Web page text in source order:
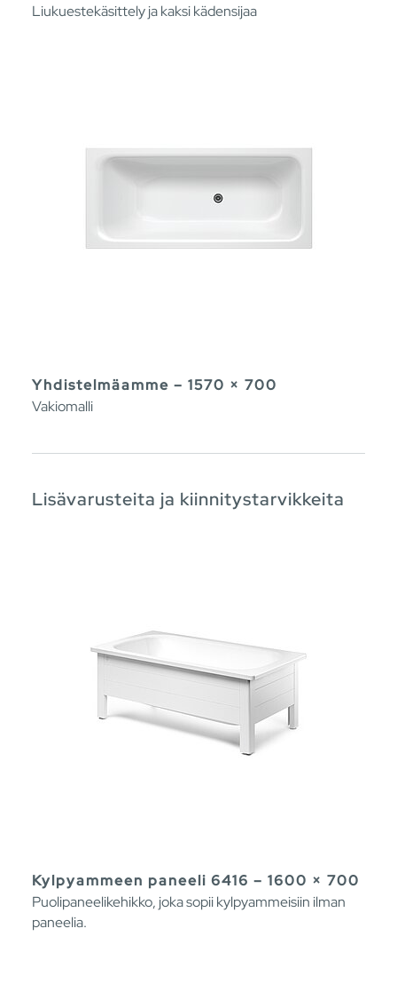
Liukuestekäsittely ja kaksi kädensijaa
Yhdistelmäamme – 1570 × 700
Vakiomalli
Lisävarusteita ja kiinnitystarvikkeita
Kylpyammeen paneeli 6416 – 1600 × 700
Puolipaneelikehikko, joka sopii kylpyammeisiin ilman
paneelia.